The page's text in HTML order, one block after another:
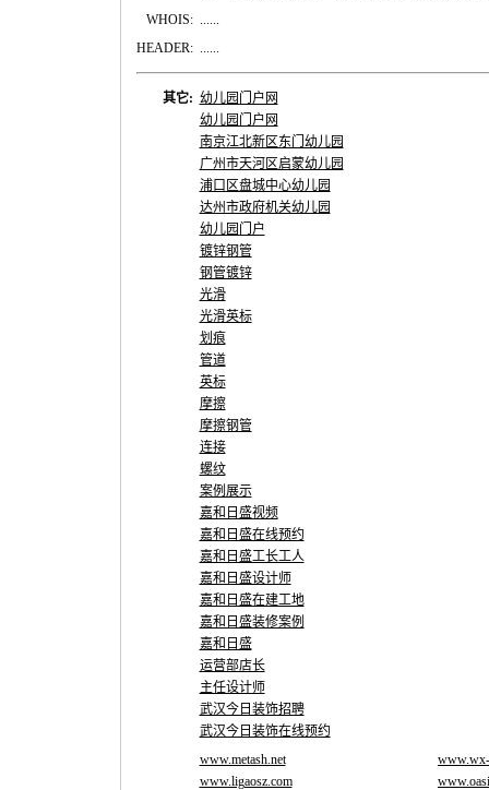
WHOIS: ......
HEADER: ......
其它: 幼儿园门户网
幼儿园门户网
南京江北新区东门幼儿园
广州市天河区启蒙幼儿园
浦口区盘城中心幼儿园
达州市政府机关幼儿园
幼儿园门户
镀锌钢管
钢管镀锌
光滑
光滑英标
划痕
管道
英标
摩擦
摩擦钢管
连接
螺纹
案例展示
嘉和日盛视频
嘉和日盛在线预约
嘉和日盛工长工人
嘉和日盛设计师
嘉和日盛在建工地
嘉和日盛装修案例
嘉和日盛
运营部店长
主任设计师
武汉今日装饰招聘
武汉今日装饰在线预约
www.metash.net
www.ligaosz.com